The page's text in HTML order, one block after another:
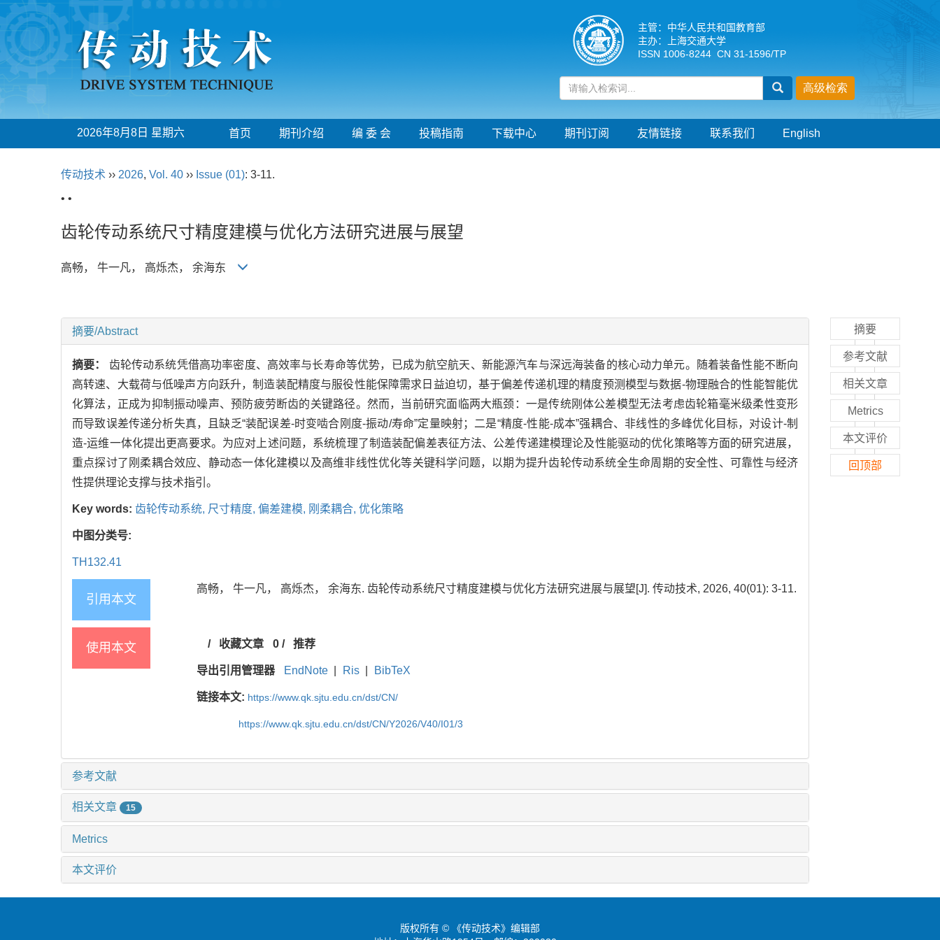
主管：中华人民共和国教育部
主办：上海交通大学
ISSN 1006-8244 CN 31-1596/TP
2026年8月8日 星期六 首页 期刊介绍 编 委 会 投稿指南 下载中心 期刊订阅 友情链接 联系我们 English
传动技术 ›› 2026, Vol. 40 ›› Issue (01): 3-11.
• •
齿轮传动系统尺寸精度建模与优化方法研究进展与展望
高畅， 牛一凡， 高烁杰， 余海东
摘要/Abstract
摘要： 齿轮传动系统凭借高功率密度、高效率与长寿命等优势，已成为航空航天、新能源汽车与深远海装备的核心动力单元。随着装备性能不断向
高转速、大载荷与低噪声方向跃升，制造装配精度与服役性能保障需求日益迫切，基于偏差传递机理的精度预测模型与数据-物理融合的性能智能优
化算法，正成为抑制振动噪声、预防疲劳断齿的关键路径。然而，当前研究面临两大瓶颈：一是传统刚体公差模型无法考虑齿轮箱毫米级柔性变形
而导致误差传递分析失真，且缺乏“装配误差-时变啮合刚度-振动/寿命”定量映射；二是“精度-性能-成本”强耦合、非线性的多峰优化目标，对设计-制
造-运维一体化提出更高要求。为应对上述问题，系统梳理了制造装配偏差表征方法、公差传递建模理论及性能驱动的优化策略等方面的研究进展，
重点探讨了刚柔耦合效应、静动态一体化建模以及高维非线性优化等关键科学问题，以期为提升齿轮传动系统全生命周期的安全性、可靠性与经济
性提供理论支撑与技术指引。
Key words: 齿轮传动系统, 尺寸精度, 偏差建模, 刚柔耦合, 优化策略
中图分类号:
TH132.41
引用本文
高畅， 牛一凡， 高烁杰， 余海东. 齿轮传动系统尺寸精度建模与优化方法研究进展与展望[J]. 传动技术, 2026, 40(01): 3-11.
使用本文 / 收藏文章 0/ 推荐
导出引用管理器 EndNote Ris BibTeX
链接本文: https://www.qk.sjtu.edu.cn/dst/CN/
https://www.qk.sjtu.edu.cn/dst/CN/Y2026/V40/I01/3
参考文献
相关文章 15
Metrics
本文评价
摘要
参考文献
相关文章
Metrics
本文评价
回顶部
版权所有 © 《传动技术》编辑部